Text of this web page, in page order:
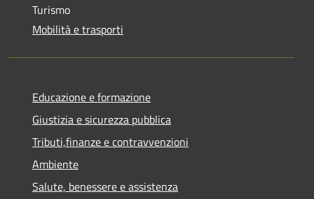
Turismo
Mobilità e trasporti
Educazione e formazione
Giustizia e sicurezza pubblica
Tributi,finanze e contravvenzioni
Ambiente
Salute, benessere e assistenza